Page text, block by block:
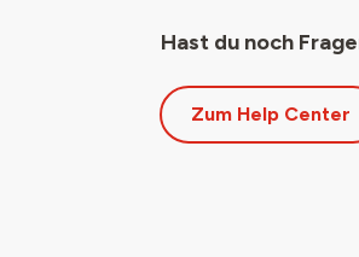
Hast du noch
Zum Help Center